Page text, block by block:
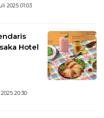
2025 01:03
Hotel
20:30